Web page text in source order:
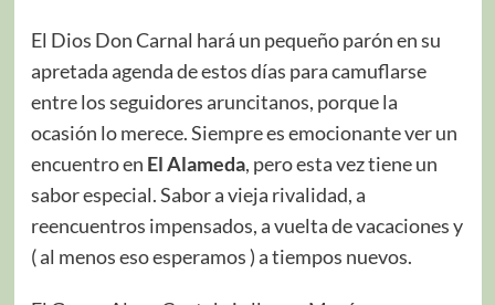
El Dios Don Carnal hará un pequeño parón en su
apretada agenda de estos días para camuflarse
entre los seguidores aruncitanos, porque la
ocasión lo merece. Siempre es emocionante ver un
encuentro en El Alameda, pero esta vez tiene un
sabor especial. Sabor a vieja rivalidad, a
reencuentros impensados, a vuelta de vacaciones y
( al menos eso esperamos ) a tiempos nuevos.